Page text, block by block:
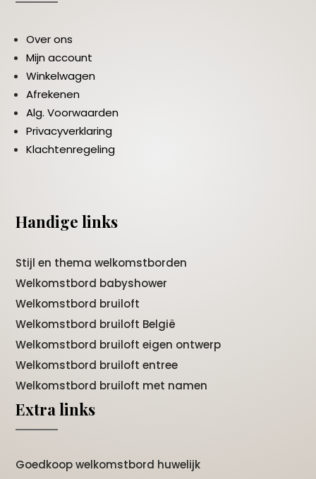
Over ons
Mijn account
Winkelwagen
Afrekenen
Alg. Voorwaarden
Privacyverklaring
Klachtenregeling
Handige links
Stijl en thema welkomstborden
Welkomstbord babyshower
Welkomstbord bruiloft
Welkomstbord bruiloft België
Welkomstbord bruiloft eigen ontwerp
Welkomstbord bruiloft entree
Welkomstbord bruiloft met namen
Extra links
Goedkoop welkomstbord huwelijk